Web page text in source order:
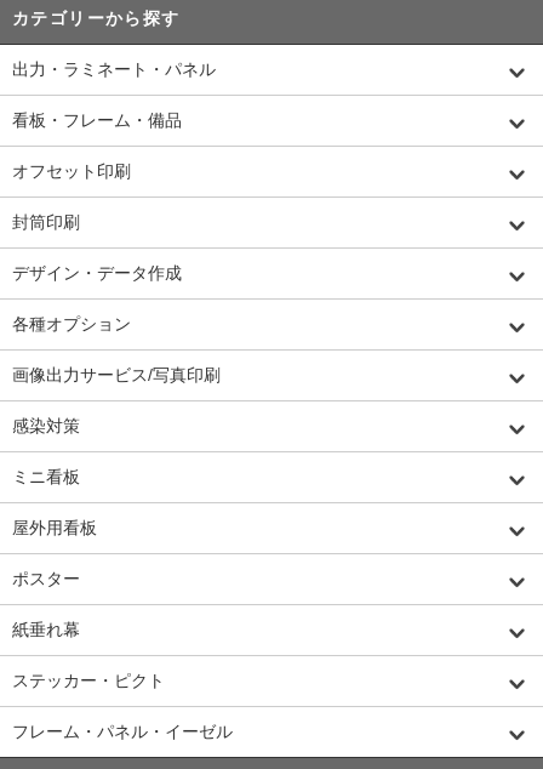
カテゴリーから探す
出力・ラミネート・パネル
看板・フレーム・備品
オフセット印刷
封筒印刷
デザイン・データ作成
各種オプション
画像出力サービス/写真印刷
感染対策
ミニ看板
屋外用看板
ポスター
紙垂れ幕
ステッカー・ピクト
フレーム・パネル・イーゼル